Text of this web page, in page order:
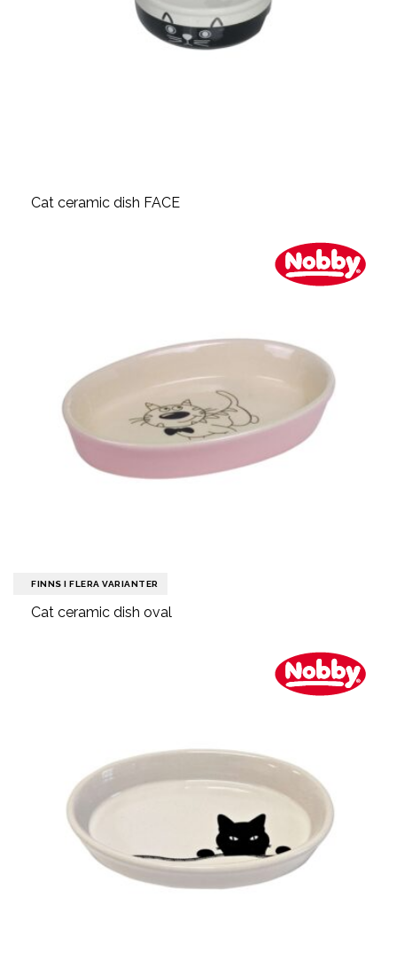
Cat ceramic dish FACE
FINNS I FLERA VARIANTER
Cat ceramic dish oval